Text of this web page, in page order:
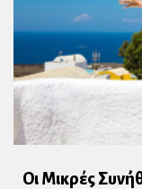
Οι Μικρές